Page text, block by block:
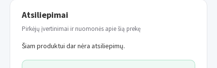
Atsiliepimai
Pirkėjų įvertinimai ir nuomonės apie šią prekę
Šiam produktui dar nėra atsiliepimų.